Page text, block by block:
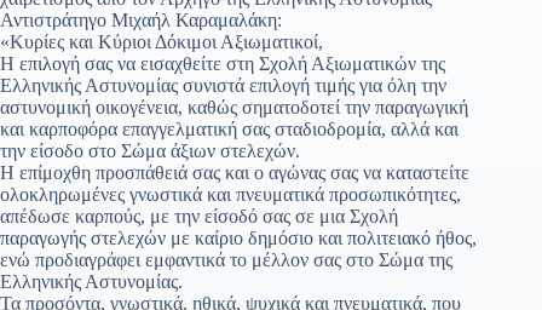
Αντιστράτηγο Μιχαήλ Καραμαλάκη:
«Κυρίες και Κύριοι Δόκιμοι Αξιωματικοί,
Η επιλογή σας να εισαχθείτε στη Σχολή Αξιωματικών της
Ελληνικής Αστυνομίας συνιστά επιλογή τιμής για όλη την
αστυνομική οικογένεια, καθώς σηματοδοτεί την παραγωγική
και καρποφόρα επαγγελματική σας σταδιοδρομία, αλλά και
την είσοδο στο Σώμα άξιων στελεχών.
Η επίμοχθη προσπάθειά σας και ο αγώνας σας να καταστείτε
ολοκληρωμένες γνωστικά και πνευματικά προσωπικότητες,
απέδωσε καρπούς, με την είσοδό σας σε μια Σχολή
παραγωγής στελεχών με καίριο δημόσιο και πολιτειακό ήθος,
ενώ προδιαγράφει εμφαντικά το μέλλον σας στο Σώμα της
Ελληνικής Αστυνομίας.
Τα προσόντα, γνωστικά, ηθικά, ψυχικά και πνευματικά, που